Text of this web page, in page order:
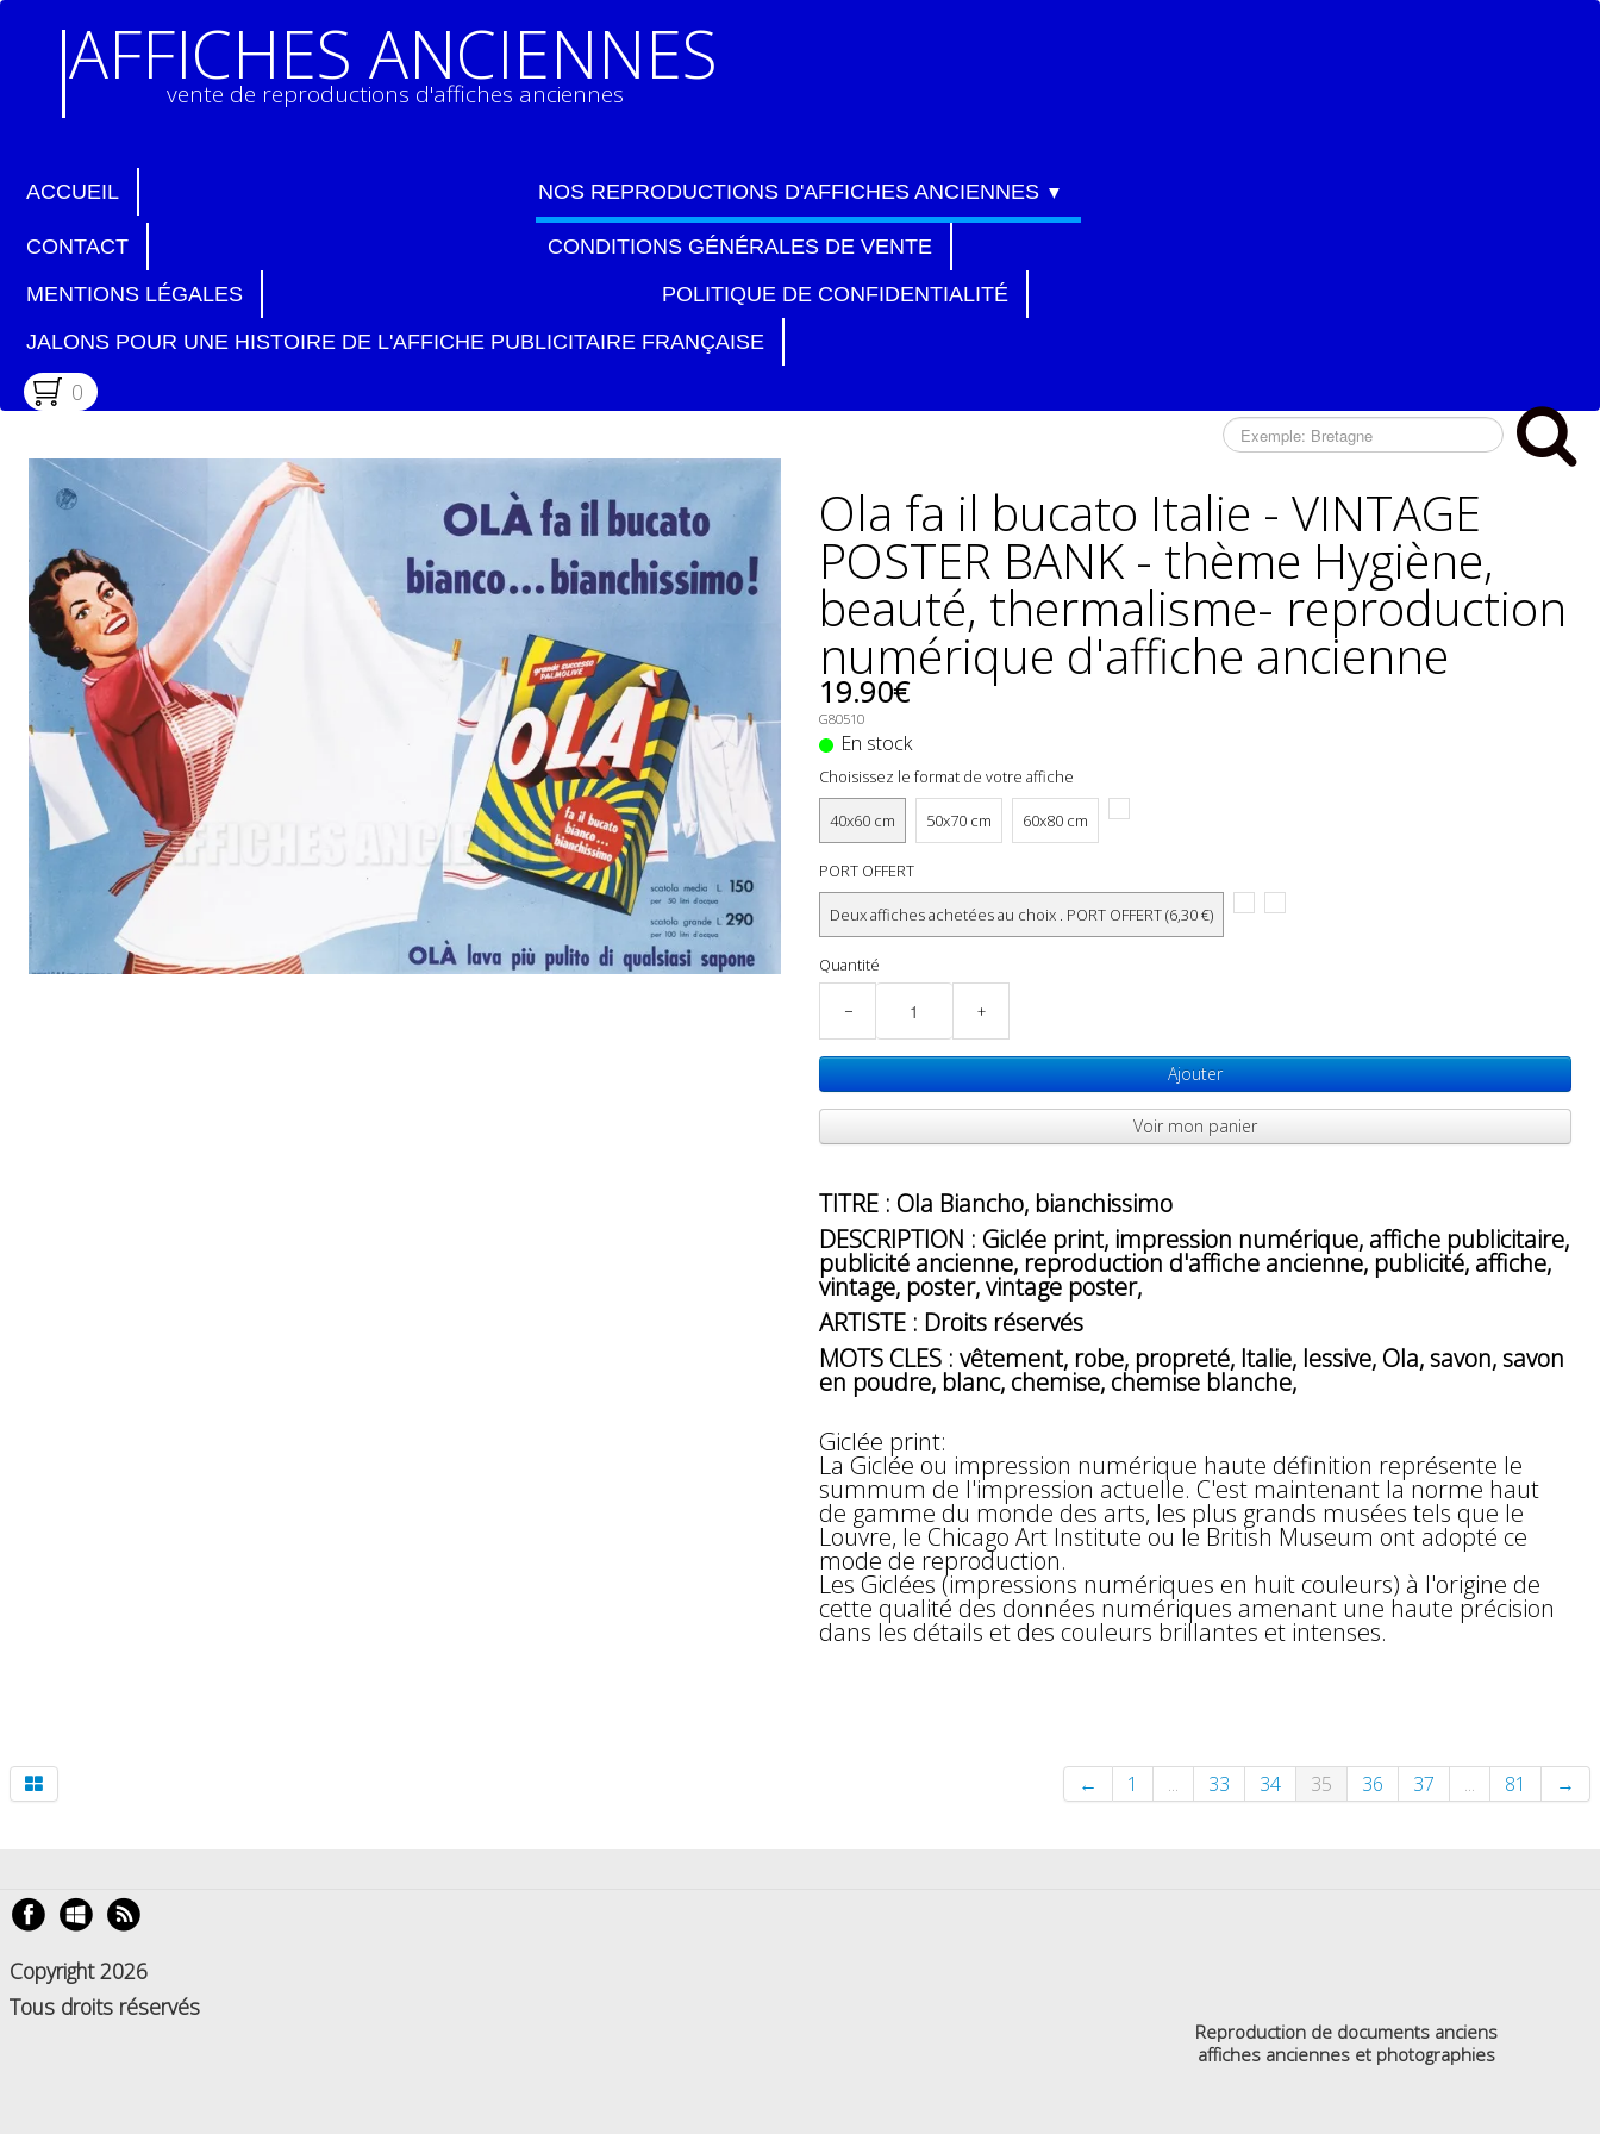
AFFICHES ANCIENNES
vente de reproductions d'affiches anciennes
ACCUEIL NOS REPRODUCTIONS D'AFFICHES ANCIENNES ▼
CONTACT
CONDITIONS GÉNÉRALES DE VENTE
MENTIONS LÉGALES
POLITIQUE DE CONFIDENTIALITÉ
JALONS POUR UNE HISTOIRE DE L'AFFICHE PUBLICITAIRE FRANÇAISE
0
Ola fa il bucato Italie - VINTAGE
POSTER BANK - thème Hygiène,
beauté, thermalisme- reproduction
numérique d'affiche ancienne
19.90€
G80510
En stock
Choisissez le format de votre affiche
40x60 cm 50x70 cm 60x80 cm
PORT OFFERT
Deux affiches achetées au choix . PORT OFFERT (6,30 €)
Quantité
− +
Ajouter
Voir mon panier
TITRE : Ola Biancho, bianchissimo
DESCRIPTION : Giclée print, impression numérique, affiche publicitaire,
publicité ancienne, reproduction d'affiche ancienne, publicité, affiche,
vintage, poster, vintage poster,
ARTISTE : Droits réservés
MOTS CLES : vêtement, robe, propreté, Italie, lessive, Ola, savon, savon
en poudre, blanc, chemise, chemise blanche,
Giclée print:
La Giclée ou impression numérique haute définition représente le
summum de l'impression actuelle. C'est maintenant la norme haut
de gamme du monde des arts, les plus grands musées tels que le
Louvre, le Chicago Art Institute ou le British Museum ont adopté ce
mode de reproduction.
Les Giclées (impressions numériques en huit couleurs) à l'origine de
cette qualité des données numériques amenant une haute précision
dans les détails et des couleurs brillantes et intenses.
← 1 ... 33 34 35 36 37 ... 81 →
Copyright 2026
Tous droits réservés
Reproduction de documents anciens
affiches anciennes et photographies